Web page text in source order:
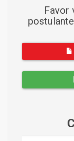
Favor